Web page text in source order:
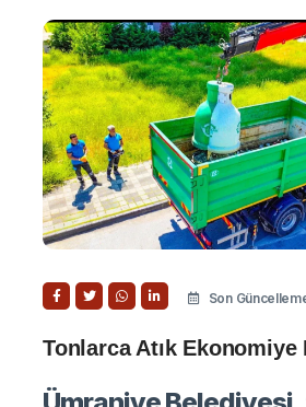
Son
Tonlarca Atık Ekonomiye